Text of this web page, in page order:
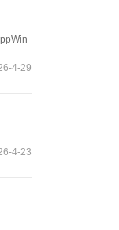
4-29
4-23